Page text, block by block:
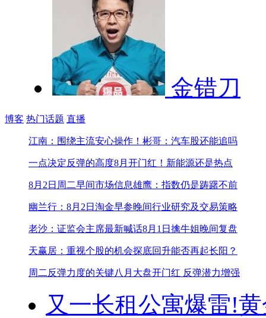
金错刀
博客 热门话题 直播
江南：围绕主流安心操作！ 彬哥：汽车股还能追吗
一点决定反弹的高度8月开门红！新能源还是热点
8月2日周二早间市场信息雄鹰：指数仍是踌躇不前
幽兰行：8月2日淘金早参晚间行业研究及交易策略
老沙：证监会主席最新喊话8月1日擒牛姐晚间复盘
天赢居：重视个股的机会探底回升能否再起长阳？
周二反弹力度的关键八月大盘开门红 反弹潜力增强
又一长租公寓爆雷!